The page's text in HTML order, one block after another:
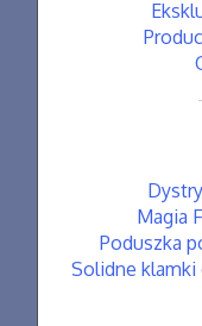
Magia
Poduszka
Solidne